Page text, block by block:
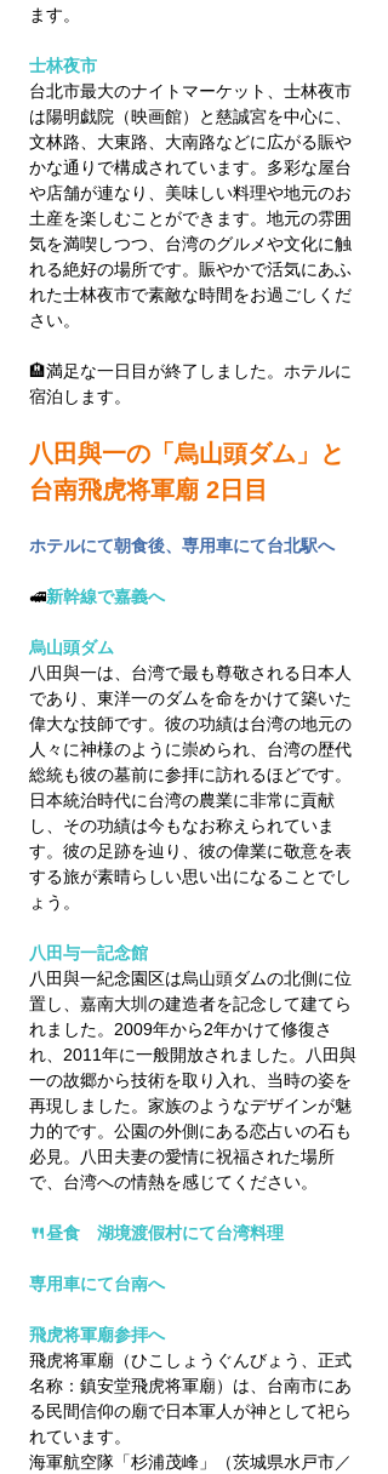
ます。
士林夜市
台北市最大のナイトマーケット、士林夜市
は陽明戯院（映画館）と慈誠宮を中心に、
文林路、大東路、大南路などに広がる賑や
かな通りで構成されています。多彩な屋台
や店舗が連なり、美味しい料理や地元のお
土産を楽しむことができます。地元の雰囲
気を満喫しつつ、台湾のグルメや文化に触
れる絶好の場所です。賑やかで活気にあふ
れた士林夜市で素敵な時間をお過ごしくだ
さい。
🏨満足な一日目が終了しました。ホテルに
宿泊します。
八田與一の「烏山頭ダム」と
台南飛虎将軍廟 2日目
ホテルにて朝食後、専用車にて台北駅へ
🚅新幹線で嘉義へ
烏山頭ダム
八田與一は、台湾で最も尊敬される日本人
であり、東洋一のダムを命をかけて築いた
偉大な技師です。彼の功績は台湾の地元の
人々に神様のように崇められ、台湾の歴代
総統も彼の墓前に参拝に訪れるほどです。
日本統治時代に台湾の農業に非常に貢献
し、その功績は今もなお称えられていま
す。彼の足跡を辿り、彼の偉業に敬意を表
する旅が素晴らしい思い出になることでし
ょう。
八田与一記念館
八田與一紀念園区は烏山頭ダムの北側に位
置し、嘉南大圳の建造者を記念して建てら
れました。2009年から2年かけて修復さ
れ、2011年に一般開放されました。八田與
一の故郷から技術を取り入れ、当時の姿を
再現しました。家族のようなデザインが魅
力的です。公園の外側にある恋占いの石も
必見。八田夫妻の愛情に祝福された場所
で、台湾への情熱を感じてください。
🍴昼食　湖境渡假村にて台湾料理
専用車にて台南へ
飛虎将軍廟参拝へ
飛虎将軍廟（ひこしょうぐんびょう、正式
名称：鎮安堂飛虎将軍廟）は、台南市にあ
る民間信仰の廟で日本軍人が神として祀ら
れています。
海軍航空隊「杉浦茂峰」（茨城県水戸市／